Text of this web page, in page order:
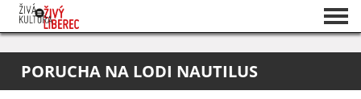
O projektu
PORUCHA NA LODI NAUTILUS